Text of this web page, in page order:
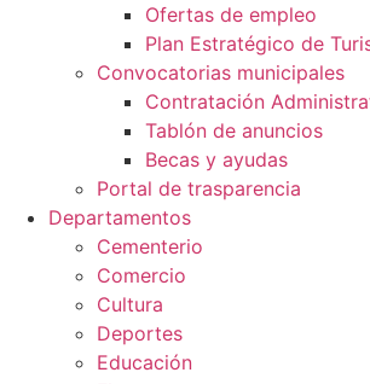
Ofertas de empleo
Plan Estratégico de
Convocatorias municipales
Contratación
Tablón de anuncios
Becas y ayudas
Portal de trasparencia
Departamentos
Cementerio
Comercio
Cultura
Deportes
Educación